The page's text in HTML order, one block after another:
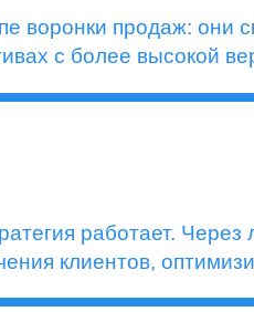
воронки продаж: они
с более высокой
работает.
клиентов,